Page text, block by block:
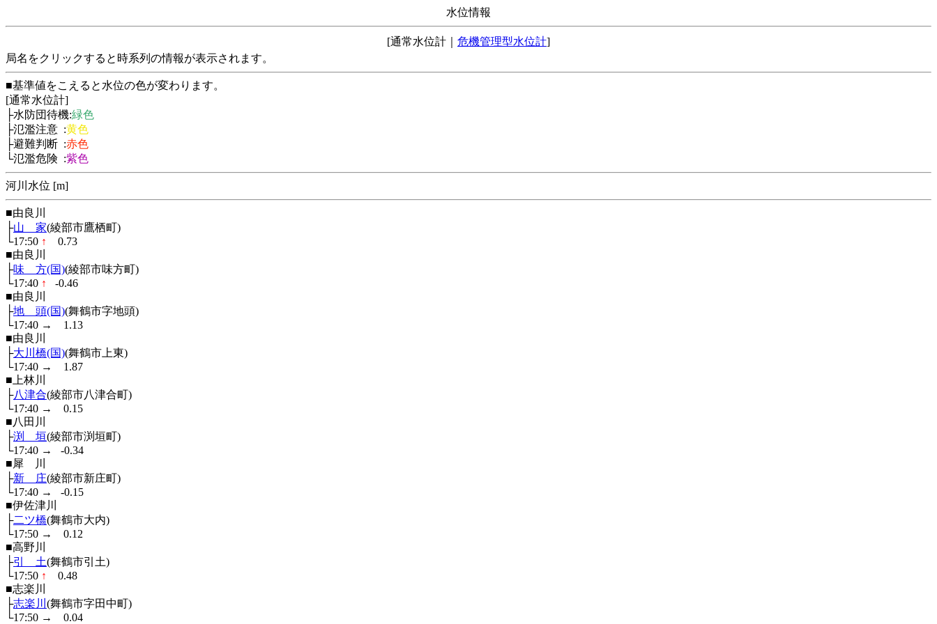
水位情報
[通常水位計｜ 危機管理型水位計]
局名をクリックすると時系列の情報が表示されます。
■基準値をこえると水位の色が変わります。
[通常水位計]
├水防団待機:緑色
├氾濫注意 :黄色
├避難判断 :赤色
└氾濫危険 :紫色
河川水位 [m]
■由良川
├山 家(綾部市鷹栖町)
└17:50 ↑
0.73
■由良川
├味 方(国)(綾部市味方町)
└17:40 ↑
-0.46
■由良川
├地 頭(国)(舞鶴市字地頭)
└17:40 →
1.13
■由良川
├大川橋(国)(舞鶴市上東)
└17:40 →
1.87
■上林川
├八津合(綾部市八津合町)
└17:40 →
0.15
■八田川
├渕 垣(綾部市渕垣町)
└17:40 →
-0.34
■犀 川
├新 庄(綾部市新庄町)
└17:40 →
-0.15
■伊佐津川
├二ツ橋(舞鶴市大内)
└17:50 →
0.12
■高野川
├引 土(舞鶴市引土)
└17:50 ↑
0.48
■志楽川
├志楽川 (舞鶴市字田中町)
└17:50 → 0.04